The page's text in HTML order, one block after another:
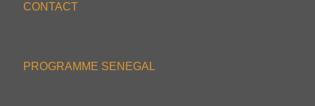
CONTACT
PROGRAMME SENEGAL